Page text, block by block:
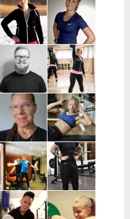
Nooa Närväinen |
Pääkaupunkiseutu
Taijonlahti |
Helsinki
Mari Koponen |
Pääkaupunkiseutu
Lotta
Ahteneva |
Järvenpää ja
lähiseutu
Antti
Kjellman |
Oulu
Jenni
Siponen |
Lohja
Eeva Beckford
| Espoo ja
Leppävaara
Heidi Ilomäki
| Sastamala
Kari Timonen
| Lohja
Arttu Kurkela
| Pohjois-
Pohjanmaa